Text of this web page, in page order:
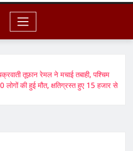
तूफ़ान रेमल ने मचाई तबाही, पश्चिम
लोगों की हुई मौत, क्षतिग्रस्त हुए 15 हजार से